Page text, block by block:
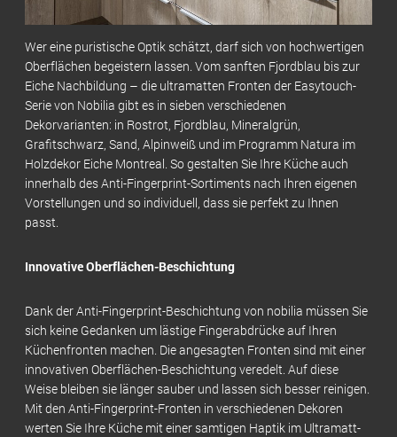
Wer eine puristische Optik schätzt, darf sich von hochwertigen
Oberflächen begeistern lassen. Vom sanften Fjordblau bis zur
Eiche Nachbildung – die ultramatten Fronten der Easytouch-
Serie von Nobilia gibt es in sieben verschiedenen
Dekorvarianten: in Rostrot, Fjordblau, Mineralgrün,
Grafitschwarz, Sand, Alpinweiß und im Programm Natura im
Holzdekor Eiche Montreal. So gestalten Sie Ihre Küche auch
innerhalb des Anti-Fingerprint-Sortiments nach Ihren eigenen
Vorstellungen und so individuell, dass sie perfekt zu Ihnen
passt.
Innovative Oberflächen-Beschichtung
Dank der Anti-Fingerprint-Beschichtung von nobilia müssen Sie
sich keine Gedanken um lästige Fingerabdrücke auf Ihren
Küchenfronten machen. Die angesagten Fronten sind mit einer
innovativen Oberflächen-Beschichtung veredelt. Auf diese
Weise bleiben sie länger sauber und lassen sich besser reinigen.
Mit den Anti-Fingerprint-Fronten in verschiedenen Dekoren
werten Sie Ihre Küche mit einer samtigen Haptik im Ultramatt-